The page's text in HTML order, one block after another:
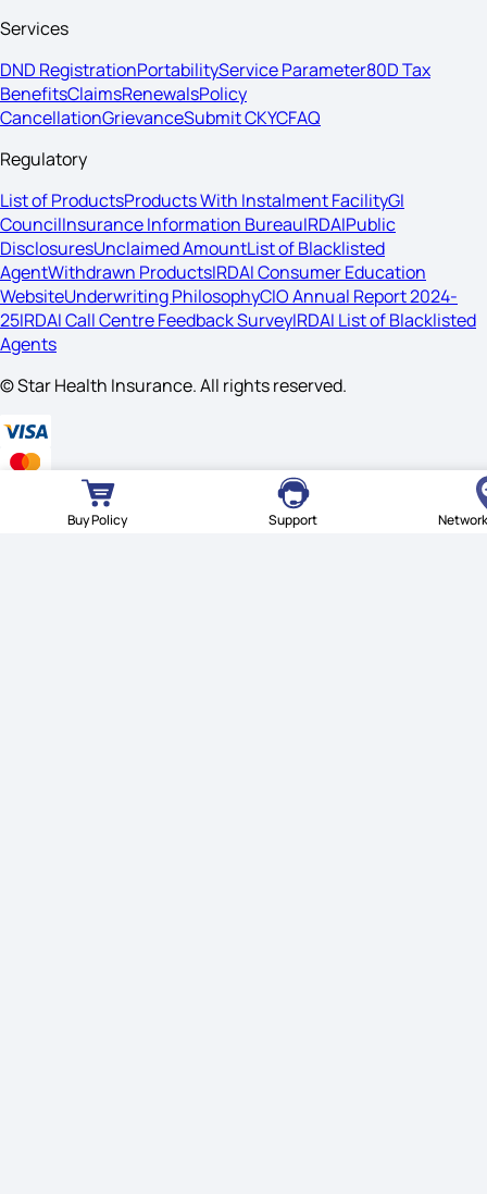
Buy Policy Support
Services
DND RegistrationPortabilityService Parameter80D Tax
BenefitsClaimsRenewalsPolicy
CancellationGrievanceSubmit CKYCFAQ
Regulatory
List of ProductsProducts With Instalment FacilityGI
CouncilInsurance Information BureauIRDAIPublic
DisclosuresUnclaimed AmountList of Blacklisted
AgentWithdrawn ProductsIRDAI Consumer Education
WebsiteUnderwriting PhilosophyCIO Annual Report 2024-
25IRDAI Call Centre Feedback SurveyIRDAI List of Blacklisted
Agents
© Star Health Insurance. All rights reserved.